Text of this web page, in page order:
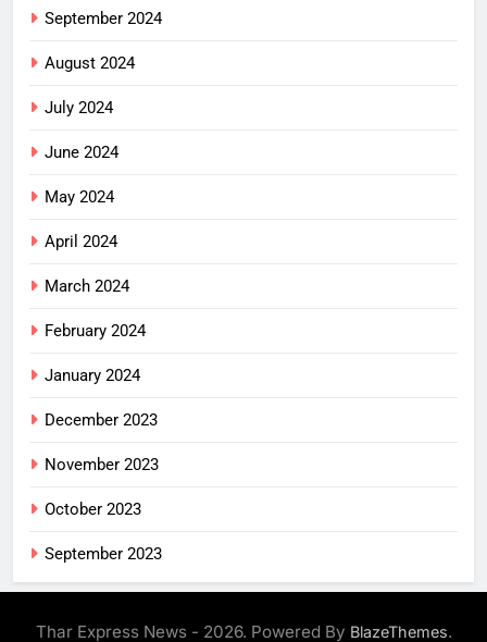
September 2024
August 2024
July 2024
June 2024
May 2024
April 2024
March 2024
February 2024
January 2024
December 2023
November 2023
October 2023
September 2023
Thar Express News - 2026. Powered By BlazeThemes.